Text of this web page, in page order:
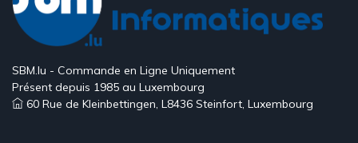
SBM.lu - Commande en Ligne Uniquement
Présent depuis 1985 au Luxembourg
60 Rue de Kleinbettingen, L8436 Steinfort, Luxembourg